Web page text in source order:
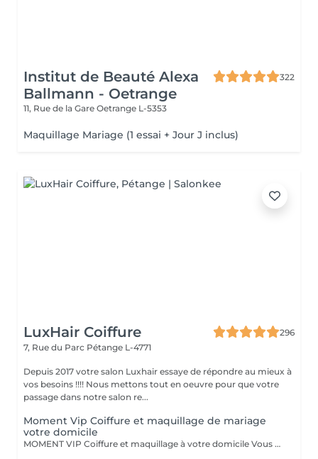
Institut de Beauté Alexa
Ballmann - Oetrange
322
11, Rue de la Gare Oetrange L-5353
Maquillage Mariage (1 essai + Jour J inclus)
LuxHair Coiffure
296
7, Rue du Parc Pétange L-4771
Depuis 2017 votre salon Luxhair essaye de répondre au mieux à
vos besoins !!!! Nous mettons tout en oeuvre pour que votre
passage dans notre salon re...
Moment Vip Coiffure et maquillage de mariage
votre domicile
MOMENT VIP Coiffure et maquillage à votre domicile Vous vous mariez bientôt ??? Félicitations ! Pour que ce jour soit unique et parfait,laissez-nous prendre soin de vous. Inoubliable: Votre Moment d'Exception"Votre mariage est bien plus qu'un simple événement - c'est un chapitre magique dans l'histoire de votre vie. Chez nous, nous célébrons votre unicité et mettons en valeur votre beauté naturelle pour faire de ce jour le plus mémorable de votre vie. Votre Beauté, Notre Priorité: Parce que vous êtes la personne la plus importante pour ce moment d'exception, notre équipe dévouée de coiffeurs et de maquilleurs met tout en uvre pour vous sublimer, en accord avec votre style personnel et votre vision pour le grand jour. Coiffure de Rêve: De la sophistication classique à l'audace moderne, nous créons des coiffures qui capturent l'essence de votre personnalité et complètent à la perfection votre tenue de mariée, vous faisant rayonner de confiance et d'élégance. Maquillage Élégant: Avec une touche experte, notre équipe de maquilleurs vous offre un look qui met en valeur votre beauté naturelle tout en résistant aux larmes de joie et en vous assurant une allure impeccable tout au long de la journée. Votre Moment, parce que ce jour vous appartient, nous vous offrons un moment de luxe et d'intimité où vous pouvez vous détendre et vous préparer en toute sérénité, sachant que vous êtes entre de bonnes mains. Laissez -nous vous aider à créer des souvenirs inoubliables